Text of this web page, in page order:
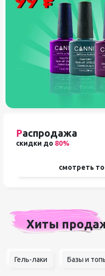
Распродажа
скидки до 80%
смотреть
Хиты
Гель-лаки Базы и